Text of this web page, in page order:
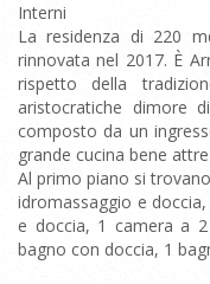
Interni
La residenza di 220
rinnovata nel 2017. È
rispetto della
aristocratiche dimore
composto da un
grande cucina bene
Al primo piano si
idromassaggio e
e doccia, 1 camera a
bagno con doccia, 1